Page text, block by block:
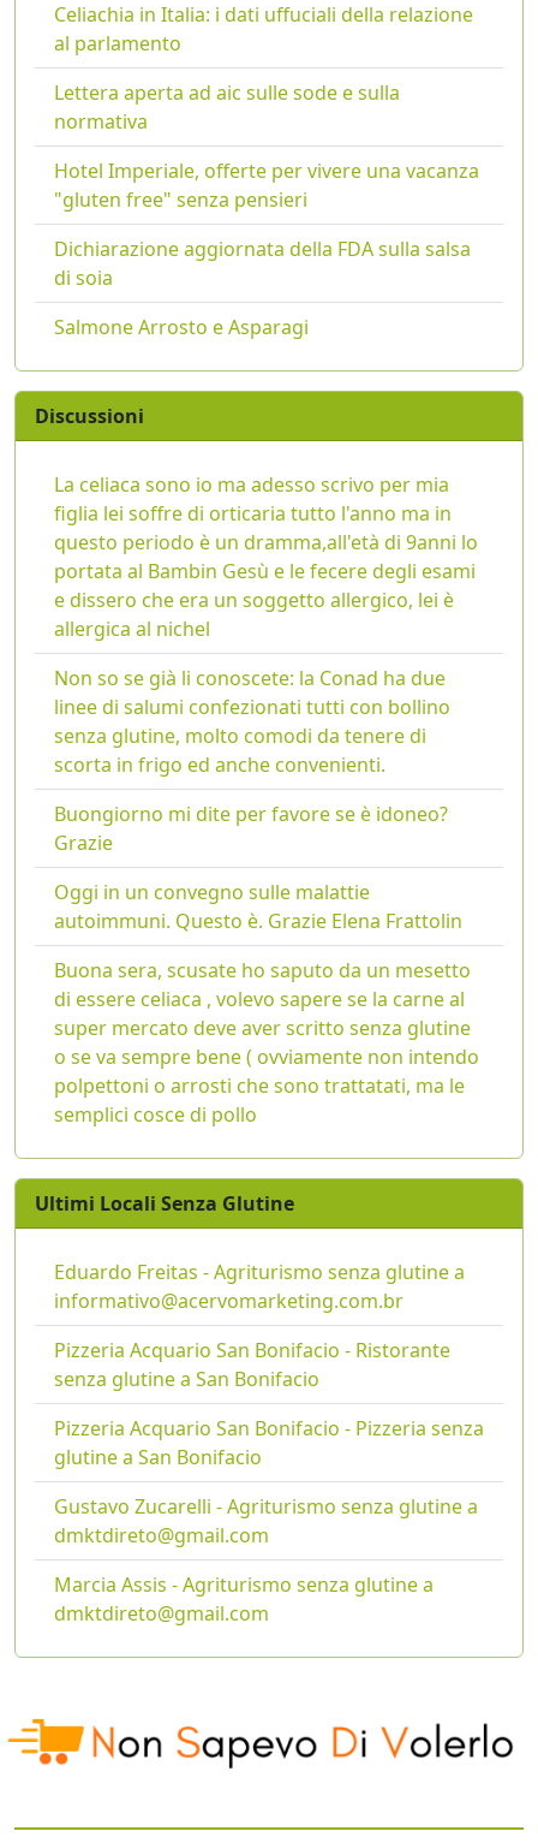
Celiachia in Italia: i dati uffuciali della relazione
al parlamento
Lettera aperta ad aic sulle sode e sulla
normativa
Hotel Imperiale, offerte per vivere una vacanza
"gluten free" senza pensieri
Dichiarazione aggiornata della FDA sulla salsa
di soia
Salmone Arrosto e Asparagi
Discussioni
La celiaca sono io ma adesso scrivo per mia
figlia lei soffre di orticaria tutto l'anno ma in
questo periodo è un dramma,all'età di 9anni lo
portata al Bambin Gesù e le fecere degli esami
e dissero che era un soggetto allergico, lei è
allergica al nichel
Non so se già li conoscete: la Conad ha due
linee di salumi confezionati tutti con bollino
senza glutine, molto comodi da tenere di
scorta in frigo ed anche convenienti.
Buongiorno mi dite per favore se è idoneo?
Grazie
Oggi in un convegno sulle malattie
autoimmuni. Questo è. Grazie Elena Frattolin
Buona sera, scusate ho saputo da un mesetto
di essere celiaca , volevo sapere se la carne al
super mercato deve aver scritto senza glutine
o se va sempre bene ( ovviamente non intendo
polpettoni o arrosti che sono trattatati, ma le
semplici cosce di pollo
Ultimi Locali Senza Glutine
Eduardo Freitas - Agriturismo senza glutine a
informativo@acervomarketing.com.br
Pizzeria Acquario San Bonifacio - Ristorante
senza glutine a San Bonifacio
Pizzeria Acquario San Bonifacio - Pizzeria senza
glutine a San Bonifacio
Gustavo Zucarelli - Agriturismo senza glutine a
dmktdireto@gmail.com
Marcia Assis - Agriturismo senza glutine a
dmktdireto@gmail.com